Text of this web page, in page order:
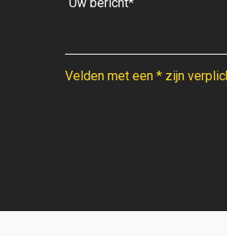
Velden met een * zijn